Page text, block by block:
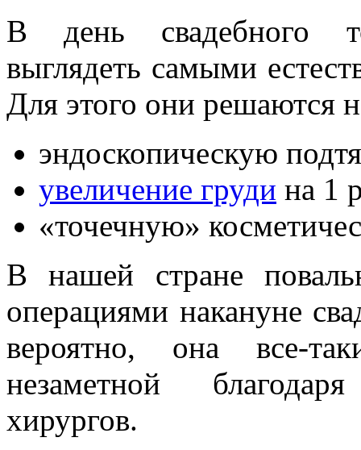
В день свадебного
выглядеть самыми
Для этого они решаются
эндоскопическую
увеличение груди на 1
«точечную»
В нашей стране
операциями накануне
вероятно, она все-
незаметной
хирургов.